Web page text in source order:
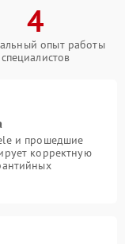
4
опыт работы
специалистов
и прошедшие
корректную